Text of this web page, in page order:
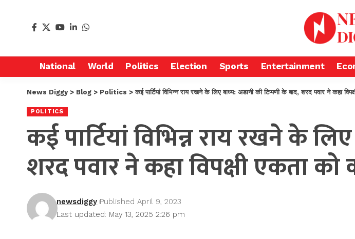
National World Politics Election Sports Entertainment
News Diggy> Blog > Politics > कई पार्टियां विभिन्न राय रखने के लिए बाध्य: अडानी की टिप्पणी के बाद, शरद पवार ने कहा
POLITICS
कई पार्टियां विभिन्न राय रखने के
शरद पवार ने कहा विपक्षी एकता को
Last updated: May 13, 2025 2:26 pm
newsdiggy Published April 9, 2023